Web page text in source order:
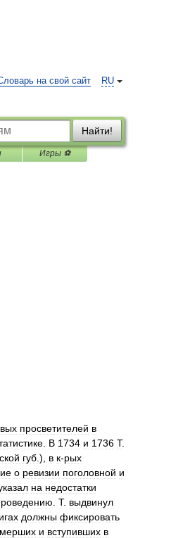
RU
на свой сайт
Найти!
Игры ⚽
просветителей в
В 1734 и 1736 Т.
губ .), в к-рых
о ревизии поголовной и
на недостатки
Т. выдвинул
должны фиксировать
и вступивших в